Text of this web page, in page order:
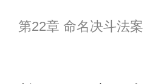
第22章 命名决斗法案